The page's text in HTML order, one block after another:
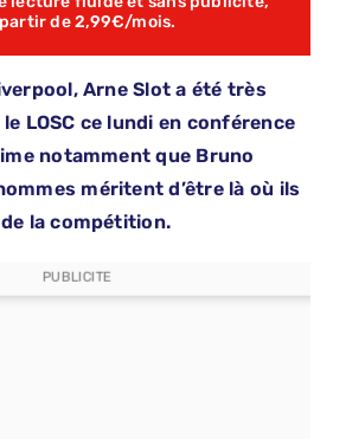
de 2,99€/mois.
Arne Slot a été très
LOSC ce lundi en conférence
notamment que Bruno
méritent d’être là où ils
la compétition.
PUBLICITE